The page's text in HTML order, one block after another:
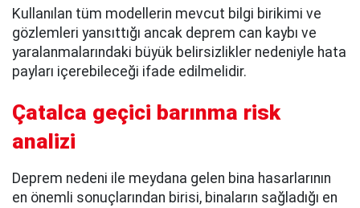
Kullanılan tüm modellerin mevcut bilgi birikimi ve
gözlemleri yansıttığı ancak deprem can kaybı ve
yaralanmalarındaki büyük belirsizlikler nedeniyle hata
payları içerebileceği ifade edilmelidir.
Çatalca geçici barınma risk
analizi
Deprem nedeni ile meydana gelen bina hasarlarının
en önemli sonuçlarından birisi, binaların sağladığı en